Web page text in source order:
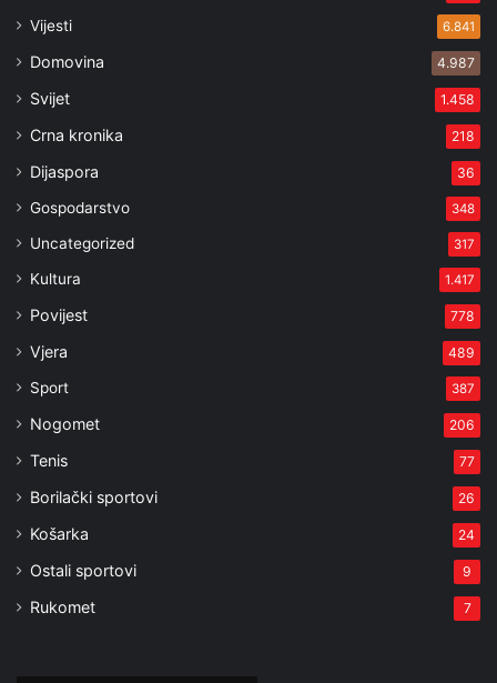
Vijesti 6.841
Domovina 4.987
Svijet 1.458
Crna kronika 218
Dijaspora 36
Gospodarstvo 348
Uncategorized 317
Kultura 1.417
Povijest 778
Vjera 489
Sport 387
Nogomet 206
Tenis 77
Borilački sportovi 26
Košarka 24
Ostali sportovi 9
Rukomet 7